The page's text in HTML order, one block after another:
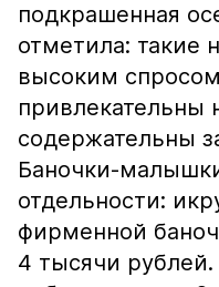
подкрашенная
отметила: такие
высоким
привлекательны
содержательны
Баночки-
отдельности:
фирменной
4 тысячи